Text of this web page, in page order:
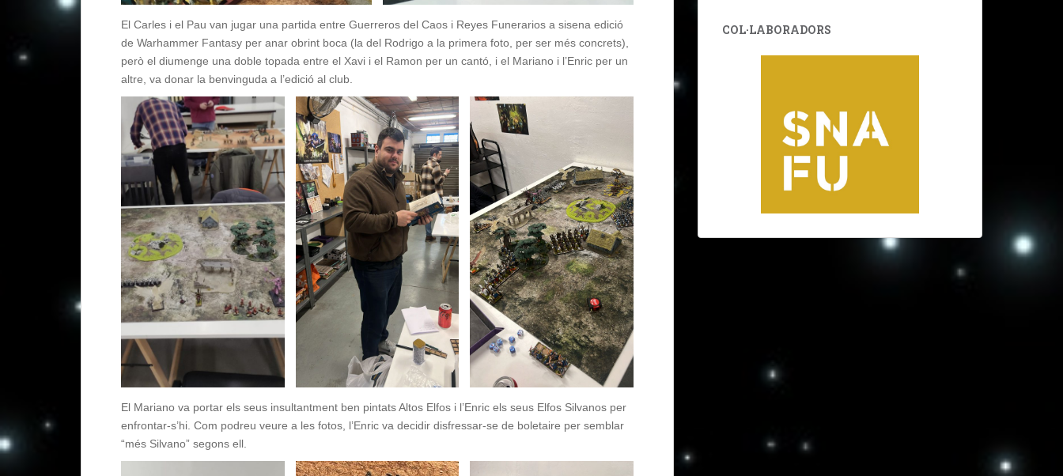
El Carles i el Pau van jugar una partida entre Guerreros del Caos i Reyes Funerarios a sisena edició
de Warhammer Fantasy per anar obrint boca (la del Rodrigo a la primera foto, per ser més concrets),
però el diumenge una doble topada entre el Xavi i el Ramon per un cantó, i el Mariano i l’Enric per un
altre, va donar la benvinguda a l’edició al club.
El Mariano va portar els seus insultantment ben pintats Altos Elfos i l’Enric els seus Elfos Silvanos per
enfrontar-s’hi. Com podreu veure a les fotos, l’Enric va decidir disfressar-se de boletaire per semblar
“més Silvano” segons ell.
COL·LABORADORS